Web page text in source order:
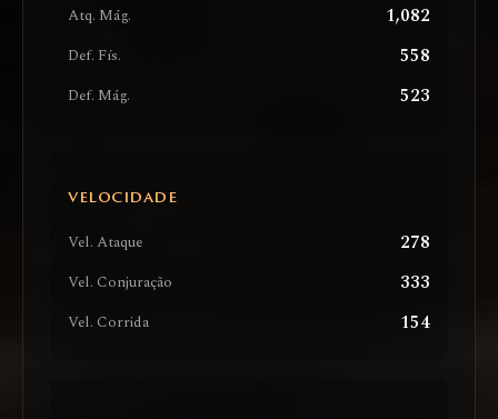
Atq. Mág. 1,082
Def. Fís. 558
Def. Mág. 523
VELOCIDADE
Vel. Ataque 278
Vel. Conjuração 333
Vel. Corrida 154